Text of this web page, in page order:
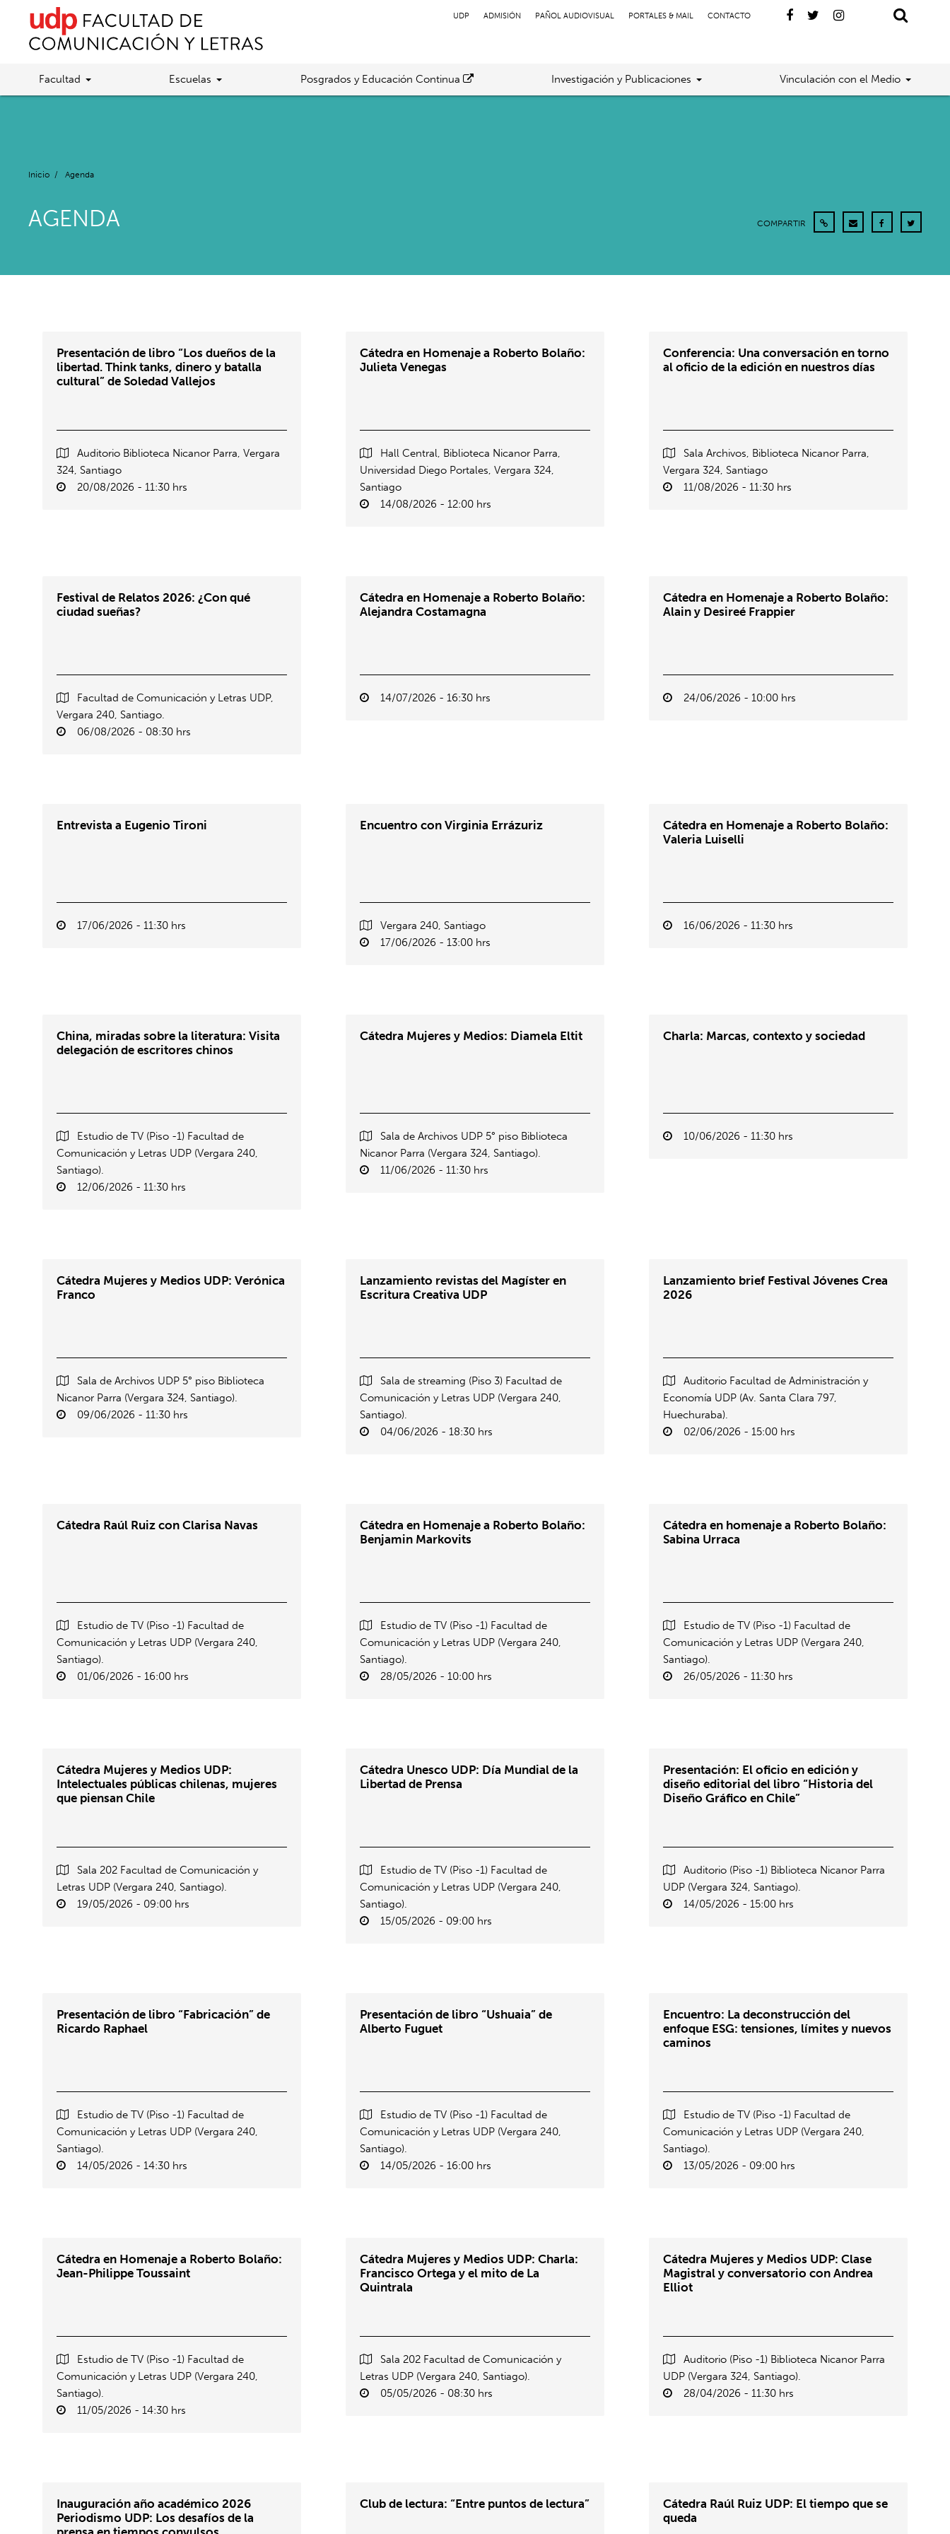
UDP ADMISIÓN PAÑOL AUDIOVISUAL PORTALES & MAIL CONTACTO
Facultad Escuelas Posgrados y Educación Continua Investigación y Publicaciones Vinculación con el Medio
Inicio / Agenda
AGENDA COMPARTIR
Presentación de libro “Los dueños de la
libertad. Think tanks, dinero y batalla
cultural” de Soledad Vallejos
Auditorio Biblioteca Nicanor Parra, Vergara
324, Santiago
20/08/2026 - 11:30 hrs
Cátedra en Homenaje a Roberto Bolaño:
Julieta Venegas
Hall Central, Biblioteca Nicanor Parra,
Universidad Diego Portales, Vergara 324,
Santiago
14/08/2026 - 12:00 hrs
Conferencia: Una conversación en torno
al oficio de la edición en nuestros días
Sala Archivos, Biblioteca Nicanor Parra,
Vergara 324, Santiago
11/08/2026 - 11:30 hrs
Festival de Relatos 2026: ¿Con qué
ciudad sueñas?
Facultad de Comunicación y Letras UDP,
Vergara 240, Santiago.
06/08/2026 - 08:30 hrs
Cátedra en Homenaje a Roberto Bolaño:
Alejandra Costamagna
14/07/2026 - 16:30 hrs
Cátedra en Homenaje a Roberto Bolaño:
Alain y Desireé Frappier
24/06/2026 - 10:00 hrs
Entrevista a Eugenio Tironi
17/06/2026 - 11:30 hrs
Encuentro con Virginia Errázuriz
Vergara 240, Santiago
17/06/2026 - 13:00 hrs
Cátedra en Homenaje a Roberto Bolaño:
Valeria Luiselli
16/06/2026 - 11:30 hrs
China, miradas sobre la literatura: Visita
delegación de escritores chinos
Estudio de TV (Piso -1) Facultad de
Comunicación y Letras UDP (Vergara 240,
Santiago).
12/06/2026 - 11:30 hrs
Cátedra Mujeres y Medios: Diamela Eltit
Sala de Archivos UDP 5° piso Biblioteca
Nicanor Parra (Vergara 324, Santiago).
11/06/2026 - 11:30 hrs
Charla: Marcas, contexto y sociedad
10/06/2026 - 11:30 hrs
Cátedra Mujeres y Medios UDP: Verónica
Franco
Sala de Archivos UDP 5° piso Biblioteca
Nicanor Parra (Vergara 324, Santiago).
09/06/2026 - 11:30 hrs
Lanzamiento revistas del Magíster en
Escritura Creativa UDP
Sala de streaming (Piso 3) Facultad de
Comunicación y Letras UDP (Vergara 240,
Santiago).
04/06/2026 - 18:30 hrs
Lanzamiento brief Festival Jóvenes Crea
2026
Auditorio Facultad de Administración y
Economía UDP (Av. Santa Clara 797,
Huechuraba).
02/06/2026 - 15:00 hrs
Cátedra Raúl Ruiz con Clarisa Navas
Estudio de TV (Piso -1) Facultad de
Comunicación y Letras UDP (Vergara 240,
Santiago).
01/06/2026 - 16:00 hrs
Cátedra en Homenaje a Roberto Bolaño:
Benjamin Markovits
Estudio de TV (Piso -1) Facultad de
Comunicación y Letras UDP (Vergara 240,
Santiago).
28/05/2026 - 10:00 hrs
Cátedra en homenaje a Roberto Bolaño:
Sabina Urraca
Estudio de TV (Piso -1) Facultad de
Comunicación y Letras UDP (Vergara 240,
Santiago).
26/05/2026 - 11:30 hrs
Cátedra Mujeres y Medios UDP:
Intelectuales públicas chilenas, mujeres
que piensan Chile
Sala 202 Facultad de Comunicación y
Letras UDP (Vergara 240, Santiago).
19/05/2026 - 09:00 hrs
Cátedra Unesco UDP: Día Mundial de la
Libertad de Prensa
Estudio de TV (Piso -1) Facultad de
Comunicación y Letras UDP (Vergara 240,
Santiago).
15/05/2026 - 09:00 hrs
Presentación: El oficio en edición y
diseño editorial del libro “Historia del
Diseño Gráfico en Chile”
Auditorio (Piso -1) Biblioteca Nicanor Parra
UDP (Vergara 324, Santiago).
14/05/2026 - 15:00 hrs
Presentación de libro “Fabricación” de
Ricardo Raphael
Estudio de TV (Piso -1) Facultad de
Comunicación y Letras UDP (Vergara 240,
Santiago).
14/05/2026 - 14:30 hrs
Presentación de libro “Ushuaia” de
Alberto Fuguet
Estudio de TV (Piso -1) Facultad de
Comunicación y Letras UDP (Vergara 240,
Santiago).
14/05/2026 - 16:00 hrs
Encuentro: La deconstrucción del
enfoque ESG: tensiones, límites y nuevos
caminos
Estudio de TV (Piso -1) Facultad de
Comunicación y Letras UDP (Vergara 240,
Santiago).
13/05/2026 - 09:00 hrs
Cátedra en Homenaje a Roberto Bolaño:
Jean-Philippe Toussaint
Estudio de TV (Piso -1) Facultad de
Comunicación y Letras UDP (Vergara 240,
Santiago).
11/05/2026 - 14:30 hrs
Cátedra Mujeres y Medios UDP: Charla:
Francisco Ortega y el mito de La
Quintrala
Sala 202 Facultad de Comunicación y
Letras UDP (Vergara 240, Santiago).
05/05/2026 - 08:30 hrs
Cátedra Mujeres y Medios UDP: Clase
Magistral y conversatorio con Andrea
Elliot
Auditorio (Piso -1) Biblioteca Nicanor Parra
UDP (Vergara 324, Santiago).
28/04/2026 - 11:30 hrs
Inauguración año académico 2026
Periodismo UDP: Los desafíos de la
Club de lectura: “Entre puntos de lectura”
Cátedra Raúl Ruiz UDP: El tiempo que se
queda